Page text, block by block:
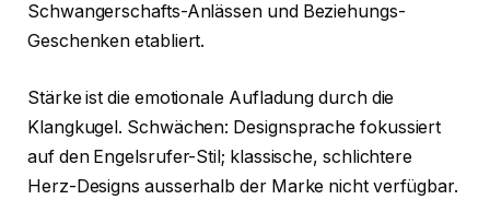
Schwangerschafts-Anlässen und Beziehungs-
Geschenken etabliert.
Stärke ist die emotionale Aufladung durch die
Klangkugel. Schwächen: Designsprache fokussiert
auf den Engelsrufer-Stil; klassische, schlichtere
Herz-Designs ausserhalb der Marke nicht verfügbar.